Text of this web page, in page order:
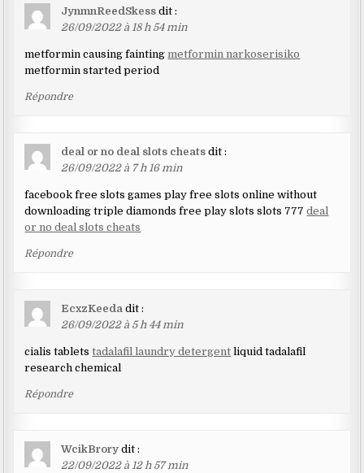
JynmnReedSkess dit :
26/09/2022 à 18 h 54 min
metformin causing fainting metformin narkoserisiko
metformin started period
Répondre
deal or no deal slots cheats dit :
26/09/2022 à 7 h 16 min
facebook free slots games play free slots online without
downloading triple diamonds free play slots slots 777deal
or no deal slots cheats
Répondre
EcxzKeeda dit :
26/09/2022 à 5 h 44 min
cialis tabletstadalafil laundry detergent liquid tadalafil
research chemical
Répondre
WcikBrory dit :
22/09/2022 à 12 h 57 min